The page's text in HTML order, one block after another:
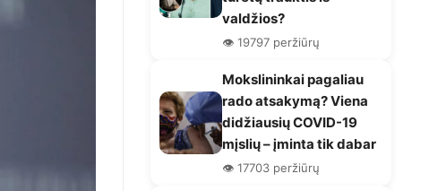
valdžios?
👁️ 19797 peržiūrų
Mokslininkai pagaliau
rado atsakymą? Viena
didžiausių COVID-19
mįslių – įminta tik dabar
👁️ 17703 peržiūrų